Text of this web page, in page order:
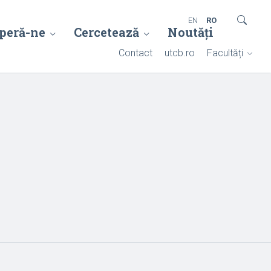
ne Cercetează Noutăți
Contact utcb.ro Facultăți
EN RO